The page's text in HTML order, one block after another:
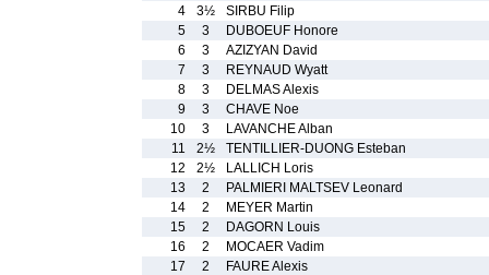
4
3½
SIRBU Filip
5
3
DUBOEUF Honore
6
3
AZIZYAN David
7
3
REYNAUD Wyatt
8
3
DELMAS Alexis
9
3
CHAVE Noe
10
3
LAVANCHE Alban
11
2½
TENTILLIER-DUONG Esteban
12
2½
LALLICH Loris
13
2
PALMIERI MALTSEV Leonard
14
2
MEYER Martin
15
2
DAGORN Louis
16
2
MOCAER Vadim
17
2
FAURE Alexis